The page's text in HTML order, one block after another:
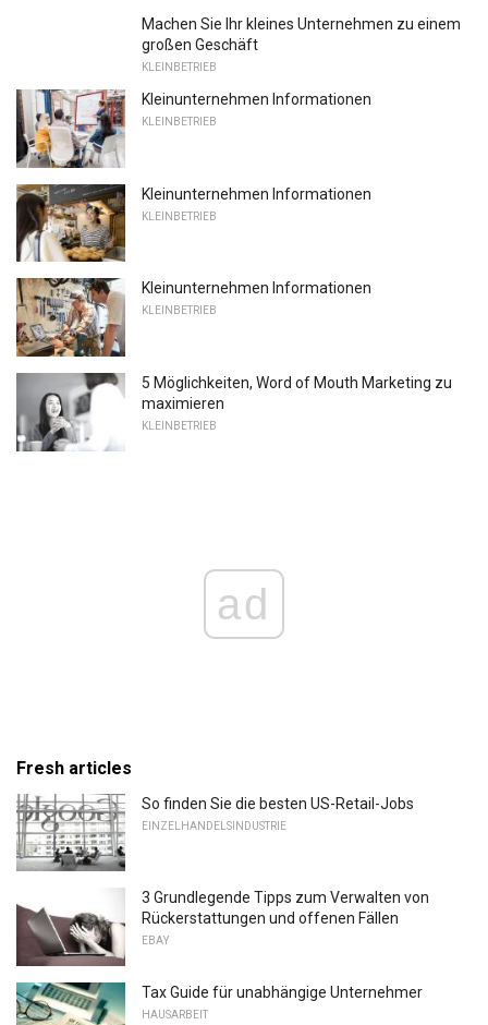
Machen Sie Ihr kleines Unternehmen zu einem
großen Geschäft
KLEINBETRIEB
Kleinunternehmen Informationen
KLEINBETRIEB
Kleinunternehmen Informationen
KLEINBETRIEB
Kleinunternehmen Informationen
KLEINBETRIEB
5 Möglichkeiten, Word of Mouth Marketing zu
maximieren
KLEINBETRIEB
ad
Fresh articles
So finden Sie die besten US-Retail-Jobs
EINZELHANDELSINDUSTRIE
3 Grundlegende Tipps zum Verwalten von
Rückerstattungen und offenen Fällen
EBAY
Tax Guide für unabhängige Unternehmer
HAUSARBEIT